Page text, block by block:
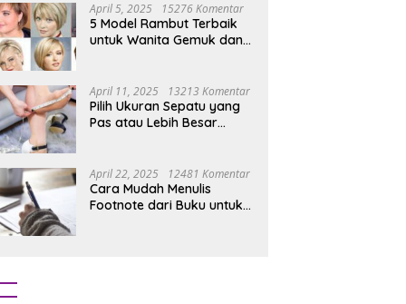
April 5, 2025 15276 Komentar
5 Model Rambut Terbaik
untuk Wanita Gemuk dan
April 11, 2025 13213 Komentar
Pilih Ukuran Sepatu yang
Pas atau Lebih Besar
April 22, 2025 12481 Komentar
Cara Mudah Menulis
Footnote dari Buku untuk